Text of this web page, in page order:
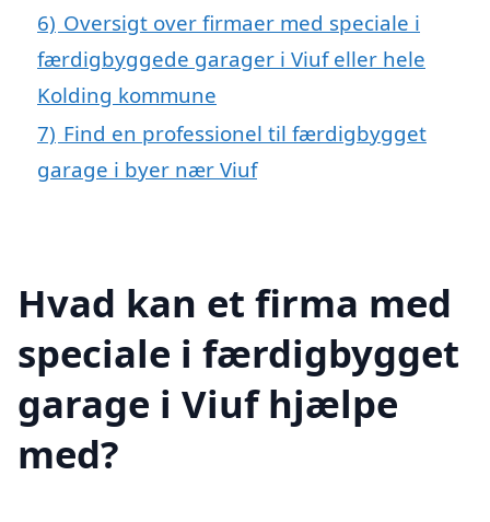
6) Oversigt over firmaer med speciale i
færdigbyggede garager i Viuf eller hele
Kolding kommune
7) Find en professionel til færdigbygget
garage i byer nær Viuf
Hvad kan et firma med
speciale i færdigbygget
garage i Viuf hjælpe
med?